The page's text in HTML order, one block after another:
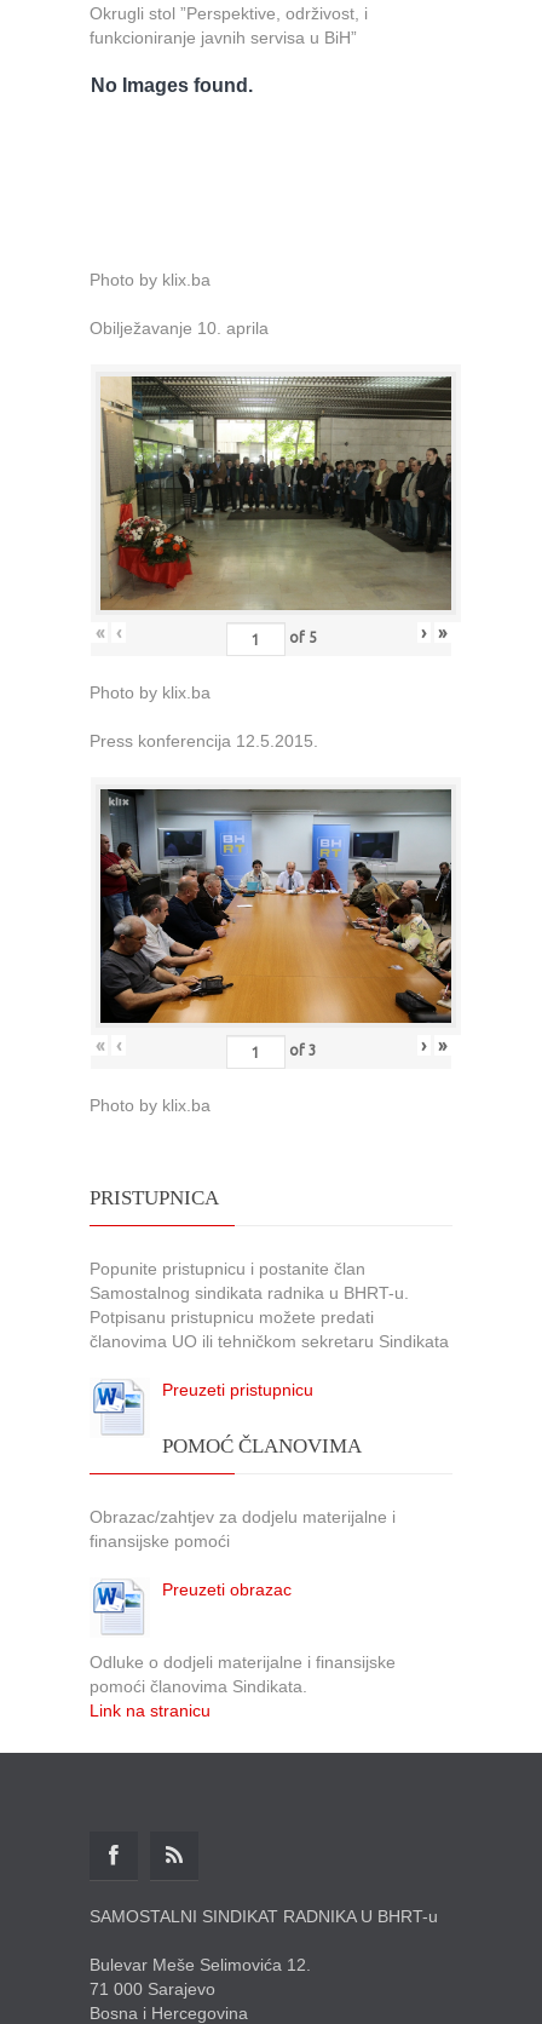
Okrugli stol ”Perspektive, održivost, i
funkcioniranje javnih servisa u BiH”
No Images found.
Photo by klix.ba
Obilježavanje 10. aprila
« ‹ of 5 › »
Photo by klix.ba
Press konferencija 12.5.2015.
« ‹ of 3 › »
Photo by klix.ba
PRISTUPNICA
Popunite pristupnicu i postanite član
Samostalnog sindikata radnika u BHRT-u.
Potpisanu pristupnicu možete predati
članovima UO ili tehničkom sekretaru Sindikata
Preuzeti pristupnicu
POMOĆ ČLANOVIMA
Obrazac/zahtjev za dodjelu materijalne i
finansijske pomoći
Preuzeti obrazac
Odluke o dodjeli materijalne i finansijske
pomoći članovima Sindikata.
Link na stranicu
SAMOSTALNI SINDIKAT RADNIKA U BHRT-u
Bulevar Meše Selimovića 12.
71 000 Sarajevo
Bosna i Hercegovina